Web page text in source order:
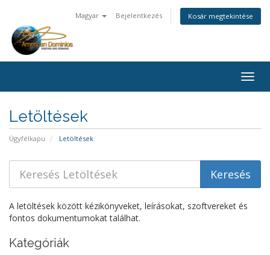
Magyar Bejelentkezés Kosár megtekintése
Letöltések
Ügyfélkapu Letöltések
A letöltések között kézikönyveket, leírásokat, szoftvereket és
fontos dokumentumokat találhat.
Kategóriák